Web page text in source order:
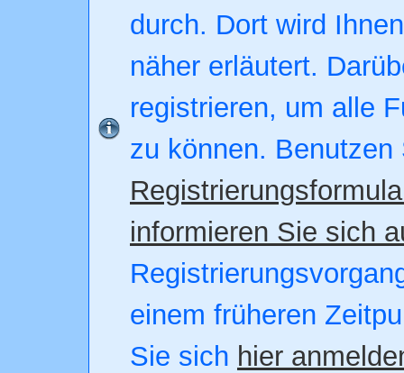
durch. Dort wird
näher erläutert.
registrieren, um alle
zu können. Benutzen
informieren Sie sich
einem früheren
Sie sich hier